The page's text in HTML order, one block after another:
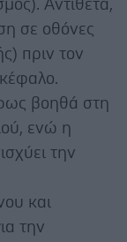
Αντίθετα,
σε οθόνες
πριν τον
βοηθά στη
ενώ η
την
και
την